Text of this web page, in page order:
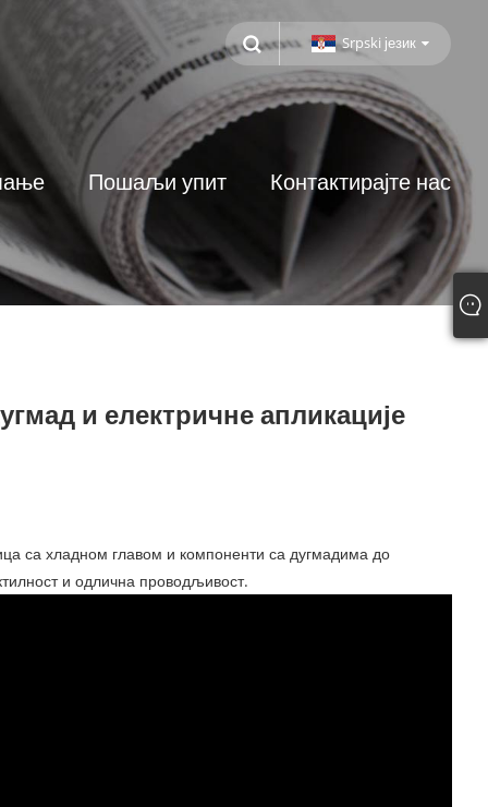
Srpski језик
Пошаљи упит Контактирајте нас
и електричне апликације
са хладном главом и компоненти са дугмадима до
и одлична проводљивост.